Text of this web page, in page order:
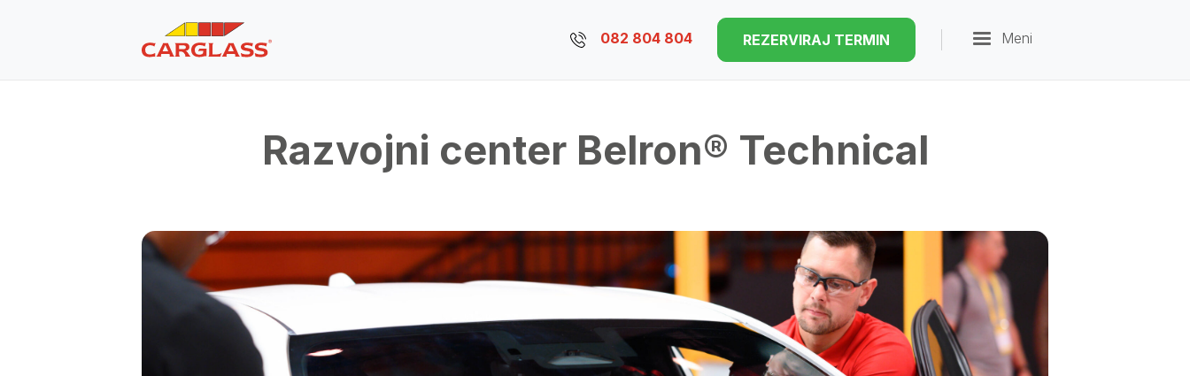
082 804 804 REZERVIRAJ TERMIN Meni
Razvojni center Belron® Technical